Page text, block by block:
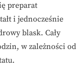
preparat
i jednocześnie
blask. Cały
w zależności od